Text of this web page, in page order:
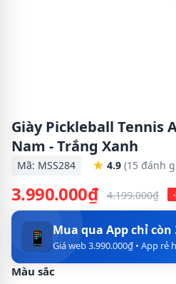
Giày Pickleball Tennis
Nam - Trắng Xanh
Mã: MSS284 4.9 (15 đánh
3.990.000₫ 4.199.000₫
📱 Mua qua App chỉ còn
Giá web 3.990.000₫ • App rẻ
Màu sắc